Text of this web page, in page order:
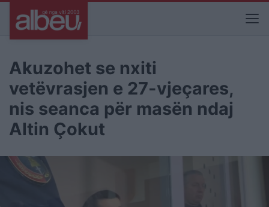
Akuzohet se nxiti
vetëvrasjen e 27-vjeçares,
nis seanca për masën ndaj
Altin Çokut